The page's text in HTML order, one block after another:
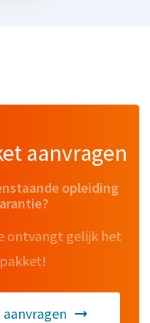
aanvragen
opleiding
ontvangt gelijk het